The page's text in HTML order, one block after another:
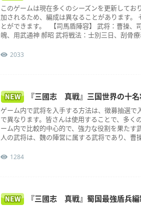
このゲームは現在多くのシーズンを更新して
加されるため、編成は異なることがあります。
とができます。 【司馬盾陣容】 武将：曹操、
魄、用武通神 郝昭 武将戦法：士別三日、刮骨
2033
『三國志 真戦』三国世界の十
ゲーム内で武将を入手する方法は、徴募抽選
で異なります。皆さんは使用することで、多
ーム内で比較的中心的で、強力な役割を果た
人の武将は、魏の陣営に属する武将であり、
1284
『三國志 真戦』蜀国最強盾兵